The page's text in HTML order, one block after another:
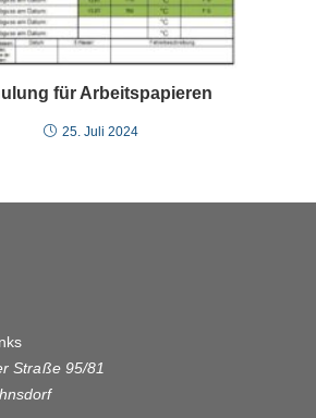
für Arbeitspapieren
25. Juli 2024
Straße 95/81